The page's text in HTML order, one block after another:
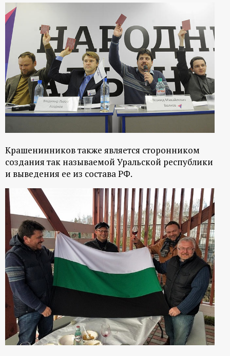
н
ы
й
п
о
р
т
а
л
Крашенинников также является сторонником
создания так называемой Уральской республики
и выведения ее из состава РФ.